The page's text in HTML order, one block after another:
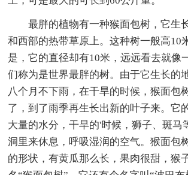
最胖的植物有一种猴面包树，它生
和西部的热带草原上。这种树一般高10
是，它的直径却有10米，远远看去就像
们称为是世界最胖的树。由于它生长的
八个月不下雨，在干旱的时候，猴面包
了，到了雨季再生长出新的叶子来。它
大量的水分，干旱的'时候，狮子、斑马
洞里来休息，呼吸湿润的空气。猴面包
的形状，有黄瓜那么长，果肉很甜，猴